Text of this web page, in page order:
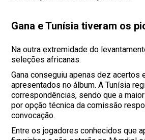
Gana e Tunísia tiveram os
Na outra extremidade do
seleções africanas.
Gana conseguiu apenas dez acertos
apresentados no álbum. A Tunísia
correspondências, sendo que a
por opção técnica da comissão
convocação.
Entre os jogadores conhecidos que